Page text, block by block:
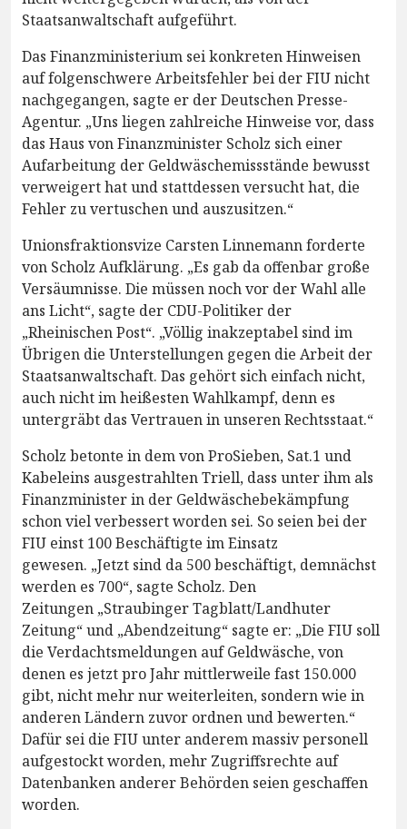
Staatsanwaltschaft aufgeführt.
Das Finanzministerium sei konkreten Hinweisen
auf folgenschwere Arbeitsfehler bei der FIU nicht
nachgegangen, sagte er der Deutschen Presse-
Agentur. „Uns liegen zahlreiche Hinweise vor, dass
das Haus von Finanzminister Scholz sich einer
Aufarbeitung der Geldwäschemissstände bewusst
verweigert hat und stattdessen versucht hat, die
Fehler zu vertuschen und auszusitzen.“
Unionsfraktionsvize Carsten Linnemann forderte
von Scholz Aufklärung. „Es gab da offenbar große
Versäumnisse. Die müssen noch vor der Wahl alle
ans Licht“, sagte der CDU-Politiker der
„Rheinischen Post“. „Völlig inakzeptabel sind im
Übrigen die Unterstellungen gegen die Arbeit der
Staatsanwaltschaft. Das gehört sich einfach nicht,
auch nicht im heißesten Wahlkampf, denn es
untergräbt das Vertrauen in unseren Rechtsstaat.“
Scholz betonte in dem von ProSieben, Sat.1 und
Kabeleins ausgestrahlten Triell, dass unter ihm als
Finanzminister in der Geldwäschebekämpfung
schon viel verbessert worden sei. So seien bei der
FIU einst 100 Beschäftigte im Einsatz
gewesen. „Jetzt sind da 500 beschäftigt, demnächst
werden es 700“, sagte Scholz. Den
Zeitungen „Straubinger Tagblatt/Landhuter
Zeitung“ und „Abendzeitung“ sagte er: „Die FIU soll
die Verdachtsmeldungen auf Geldwäsche, von
denen es jetzt pro Jahr mittlerweile fast 150.000
gibt, nicht mehr nur weiterleiten, sondern wie in
anderen Ländern zuvor ordnen und bewerten.“
Dafür sei die FIU unter anderem massiv personell
aufgestockt worden, mehr Zugriffsrechte auf
Datenbanken anderer Behörden seien geschaffen
worden.